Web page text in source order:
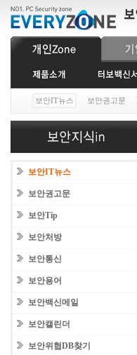
보안IT뉴스 보안권고문
보안IT뉴스
보안권고문
보안Tip
보안처방
보안통신
보안용어
보안백신메일
보안캘린더
보안위협DB찾기